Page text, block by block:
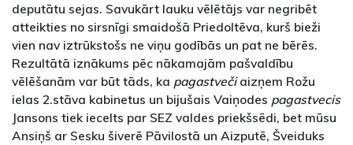
deputātu sejas. Savukārt lauku vēlētājs var negribēt
atteikties no sirsnīgi smaidošā Priedoltēva, kurš bieži
vien nav iztrūkstošs ne viņu godībās un pat ne bērēs.
Rezultātā iznākums pēc nākamajām pašvaldību
vēlēšanām var būt tāds, ka pagastvečiaizņem Rožu
ielas 2.stāva kabinetus un bijušais Vaiņodes pagastvecis
Jansons tiek iecelts par SEZ valdes priekšsēdi, bet mūsu
Ansiņš ar Sesku šiverē Pāvilostā un Aizputē, Šveiduks